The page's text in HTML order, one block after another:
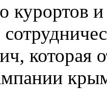
курортов
которая